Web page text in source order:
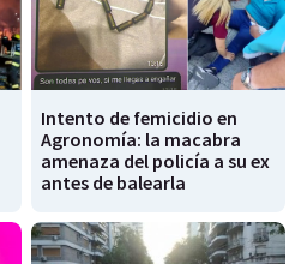
Intento de femicidio en
Agronomía: la macabra
amenaza del policía a su ex
antes de balearla